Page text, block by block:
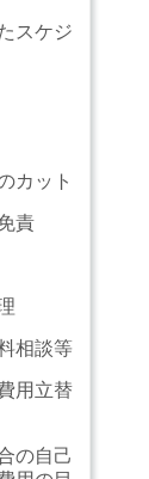
スケジ
カット
責
相談等
用立替
の自己